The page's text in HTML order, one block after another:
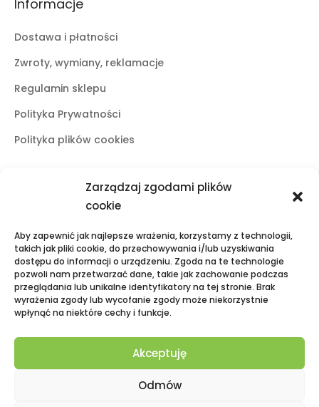
Zarządzaj zgodami plików
cookie
Aby zapewnić jak najlepsze wrażenia, korzystamy z technologii,
takich jak pliki cookie, do przechowywania i/lub uzyskiwania
dostępu do informacji o urządzeniu. Zgoda na te technologie
pozwoli nam przetwarzać dane, takie jak zachowanie podczas
przeglądania lub unikalne identyfikatory na tej stronie. Brak
wyrażenia zgody lub wycofanie zgody może niekorzystnie
wpłynąć na niektóre cechy i funkcje.
Akceptuję
Odmów
Informacje
Dostawa i płatności
Zwroty, wymiany, reklamacje
Regulamin sklepu
Polityka Prywatności
Polityka plików cookies
Butiki stacjonarne
ul. Świętoduska 10
mail:fama.lublin@op.pl
tel:+48 601 525 423
Puławy
fama.pulawy@op.pl
tel:+48 695 938 095